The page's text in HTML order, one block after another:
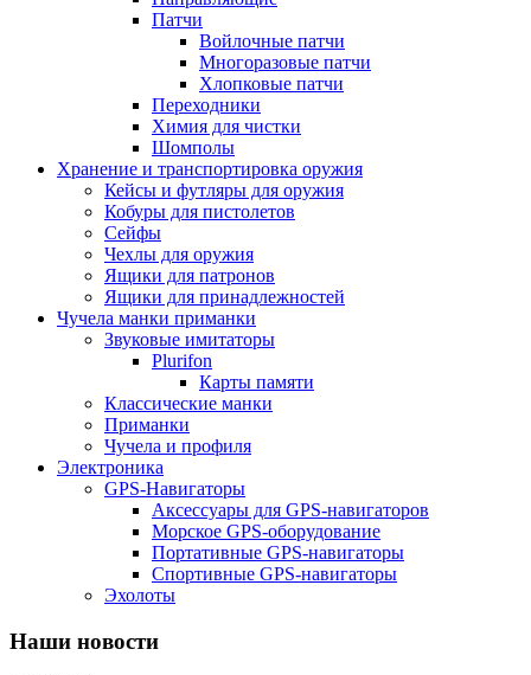
Патчи
Войлочные патчи
Многоразовые патчи
Хлопковые патчи
Переходники
Химия для чистки
Шомполы
Хранение и транспортировка оружия
Кейсы и футляры для оружия
Кобуры для пистолетов
Сейфы
Чехлы для оружия
Ящики для патронов
Ящики для принадлежностей
Чучела манки приманки
Звуковые имитаторы
Plurifon
Карты памяти
Классические манки
Приманки
Чучела и профиля
Электроника
GPS-Навигаторы
Аксессуары для GPS-навигаторов
Морское GPS-оборудование
Портативные GPS-навигаторы
Спортивные GPS-навигаторы
Эхолоты
Наши новости